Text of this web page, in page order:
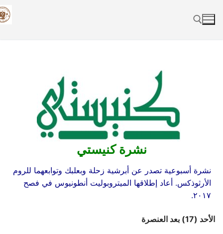
Skip
to
نشرة كنيستي
نشرة أسبوعية تصدر عن أبرشية زحلة وبعلبك وتوابعهما للروم
الأرثوذكس. أعاد إطلاقها الميتروبوليت أنطونيوس في فصح
٢٠١٧.
الأحد (17) بعد العنصرة